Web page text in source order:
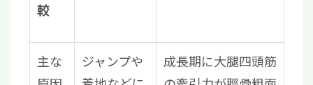
較
主な
ジャンプや
成長期に大腿四頭筋